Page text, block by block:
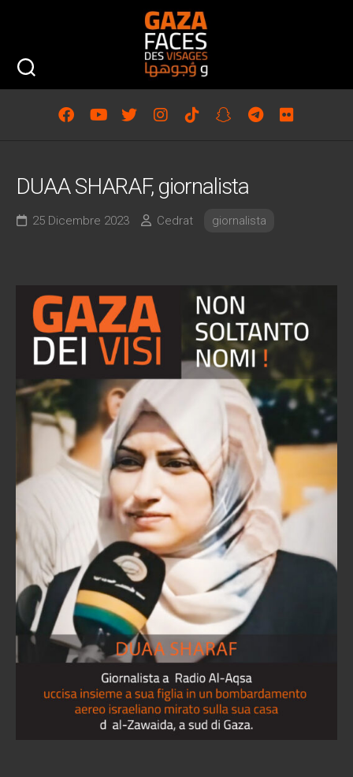
DUAA SHARAF, giornalista
25 Dicembre 2023 Cedrat giornalista